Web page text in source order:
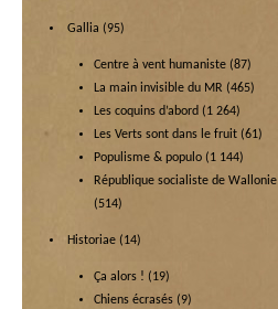
Gallia (95)
Centre à vent humaniste (87)
La main invisible du MR (465)
Les coquins d’abord (1 264)
Les Verts sont dans le fruit (61)
Populisme & populo (1 144)
République socialiste de Wallonie
(514)
Historiae (14)
Ça alors ! (19)
Chiens écrasés (9)